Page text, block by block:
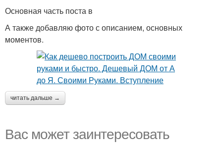
Основная часть поста в
А также добавляю фото с описанием, основных
моментов.
читать дальше →
Вас может заинтересовать